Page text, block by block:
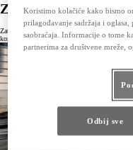
Zatražite ponudu za
Zatražite ponudu za Yaris Cross. Unesite
kontaktirati u najkraćem roku.
Koristimo kolačiće kako bismo
prilagođavanje sadržaja i
saobraćaja. Informacije o tome
partnerima za društvene mreže,
Odbij sve